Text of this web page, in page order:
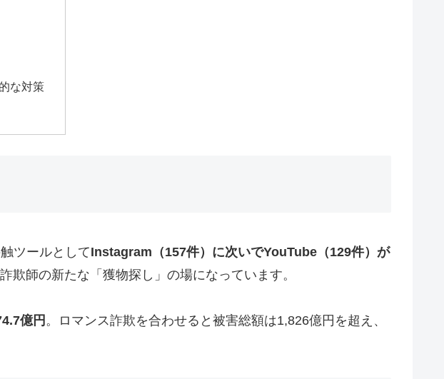
な対策
ツールとしてInstagram（157件）に次いでYouTube（129件）が
欺師の新たな「獲物探し」の場になっています。
億円 。ロマンス詐欺を合わせると被害総額は1,826億円を超え、